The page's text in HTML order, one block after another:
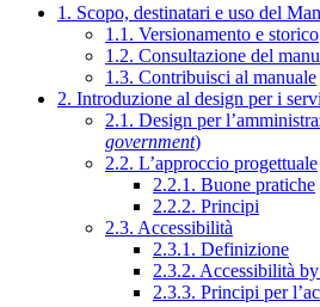
1. Scopo, destinatari e uso del
1.1. Versionamento e storico
1.2. Consultazione del
1.3. Contribuisci al manuale
2. Introduzione al design per i
2.1. Design per
government)
2.2. L’approccio progettuale
2.2.1. Buone pratiche
2.2.2. Principi
2.3. Accessibilità
2.3.1. Definizione
2.3.2. Accessibilità
2.3.3. Principi per